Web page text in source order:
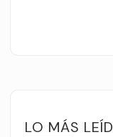
LO MÁS